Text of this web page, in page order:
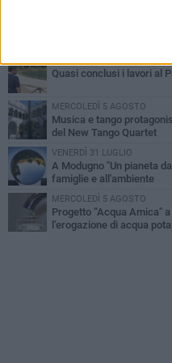
Quasi conclusi i lavori al
MERCOLEDÌ 5 AGOSTO
Musica e tango
del New Tango Quartet
VENERDÌ 31 LUGLIO
A Modugno "Un pianeta
famiglie e all'ambiente
MERCOLEDÌ 5 AGOSTO
Progetto “Acqua Amica"
l’erogazione di acqua